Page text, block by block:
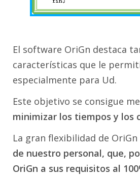
El software OriGn destaca
características que le
especialmente para Ud.
Este objetivo se consigue
minimizar los tiempos y los
La gran flexibilidad de
de nuestro personal, que,
OriGn a sus requisitos al